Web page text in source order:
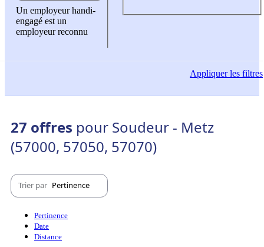
Un employeur handi-
engagé est un
employeur reconnu
Appliquerles filtres
27 offres pour Soudeur - Metz
(57000, 57050, 57070)
Trier par Pertinence
Pertinence
Date
Distance